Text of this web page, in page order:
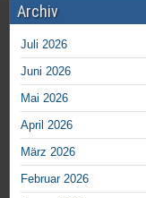
Archiv
Juli 2026
Juni 2026
Mai 2026
April 2026
März 2026
Februar 2026